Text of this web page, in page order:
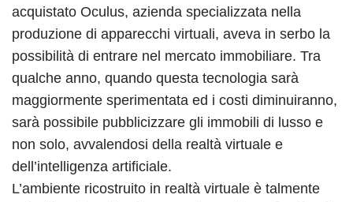
acquistato Oculus, azienda specializzata nella
produzione di apparecchi virtuali, aveva in serbo la
possibilità di entrare nel mercato immobiliare. Tra
qualche anno, quando questa tecnologia sarà
maggiormente sperimentata ed i costi diminuiranno,
sarà possibile pubblicizzare gli immobili di lusso e
non solo, avvalendosi della realtà virtuale e
dell’intelligenza artificiale.
L’ambiente ricostruito in realtà virtuale è talmente